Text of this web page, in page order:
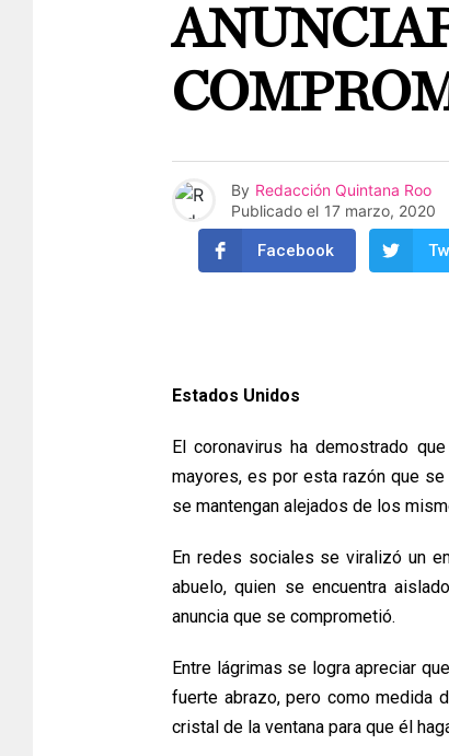
By Redacción Quintana Roo
Publicado el 17 marzo, 2020
Facebook
Estados Unidos
El coronavirus ha demostrado
mayores, es por esta razón que
se mantengan alejados de los
En redes sociales se viralizó un
abuelo, quien se encuentra
anuncia que se comprometió.
Entre lágrimas se logra apreciar
fuerte abrazo, pero como medida
cristal de la ventana para que él